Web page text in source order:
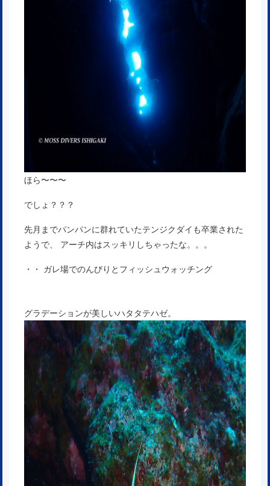
ほら〜〜〜
でしょ？？？
先月までパンパンに群れていたテンジクダイも卒業された
ようで、 アーチ内はスッキリしちゃったな。。。
・・ ガレ場でのんびりとフィッシュウォッチング
グラデーションが美しいハタタテハゼ。